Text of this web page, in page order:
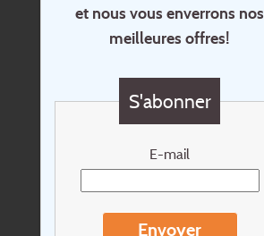
et nous vous enverrons nos
meilleures offres!
S'abonner
E-mail
Envoyer
Accueil
Contact
Questions?
Newsletter
Conditions de voyage